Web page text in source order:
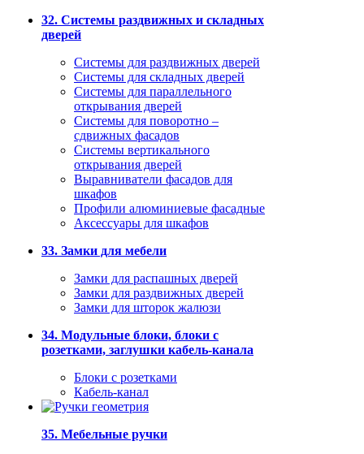
32. Системы раздвижных и складных
дверей
Системы для раздвижных дверей
Системы для складных дверей
Системы для параллельного
открывания дверей
Системы для поворотно –
сдвижных фасадов
Системы вертикального
открывания дверей
Выравниватели фасадов для
шкафов
Профили алюминиевые фасадные
Аксессуары для шкафов
33. Замки для мебели
Замки для распашных дверей
Замки для раздвижных дверей
Замки для шторок жалюзи
34. Модульные блоки, блоки с
розетками, заглушки кабель-канала
Блоки с розетками
Кабель-канал
35. Мебельные ручки